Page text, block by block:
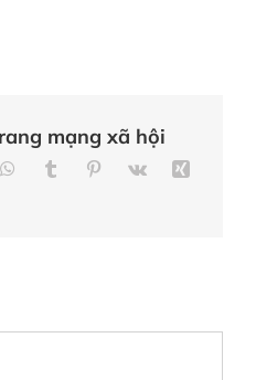
mạng xã hội